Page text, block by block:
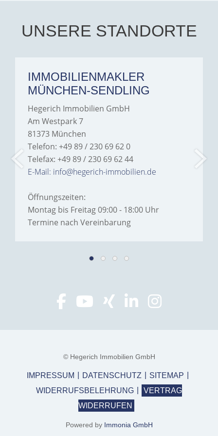
Hegerich Immobilien to
anyone looking for a home.
UNSERE STANDORTE
IMMOBILIENMAKLER
MÜNCHEN-SENDLING
Hegerich Immobilien GmbH
Am Westpark 7
81373 München
Telefon: +49 89 / 230 69 62 0
Telefax: +49 89 / 230 69 62 44
E-Mail: info@hegerich-immobilien.de
Öffnungszeiten:
Montag bis Freitag 09:00 - 18:00 Uhr
Termine nach Vereinbarung
© Hegerich Immobilien GmbH
IMPRESSUM DATENSCHUTZ
SITEMAP
WIDERRUFSBELEHRUNG
VERTRAG
WIDERRUFEN
Powered by Immonia GmbH